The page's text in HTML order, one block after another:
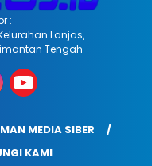
:
Lanjas,
Tengah
MEDIA SIBER
KAMI